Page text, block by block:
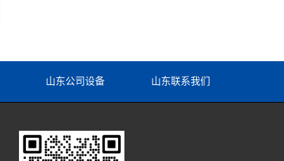
山东公司设备 山东联系我们